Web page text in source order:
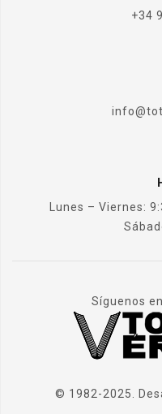
+34
Lunes – Viernes:
Síguenos
© 1982-2025.